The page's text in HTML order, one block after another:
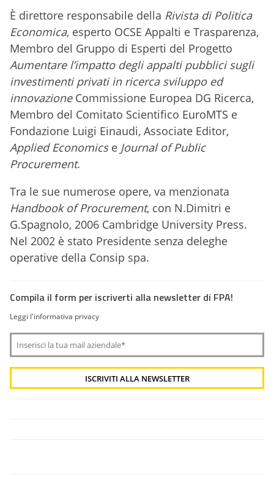
È direttore responsabile della Rivista di Politica
Economica, esperto OCSE Appalti e Trasparenza,
Membro del Gruppo di Esperti del Progetto
Aumentare l’impatto degli appalti pubblici sugli
investimenti privati in ricerca sviluppo ed
innovazioneCommissione Europea DG Ricerca,
Membro del Comitato Scientifico EuroMTS e
Fondazione Luigi Einaudi, Associate Editor,
Applied Economicse Journal of Public
Procurement.
Tra le sue numerose opere, va menzionata
Handbook of Procurement, con N.Dimitri e
G.Spagnolo, 2006 Cambridge University Press.
Nel 2002 è stato Presidente senza deleghe
operative della Consip spa.
Compila il form per iscriverti alla newsletter di FPA!
Leggi l'informativa privacy